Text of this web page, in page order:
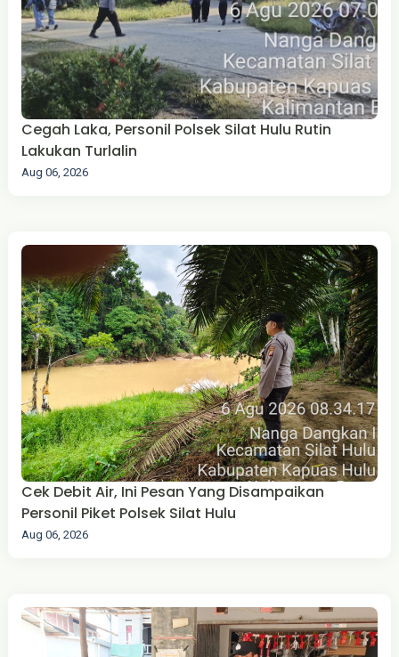
Cegah Laka, Personil Polsek Silat Hulu Rutin
Lakukan Turlalin
Aug 06, 2026
Cek Debit Air, Ini Pesan Yang Disampaikan
Personil Piket Polsek Silat Hulu
Aug 06, 2026